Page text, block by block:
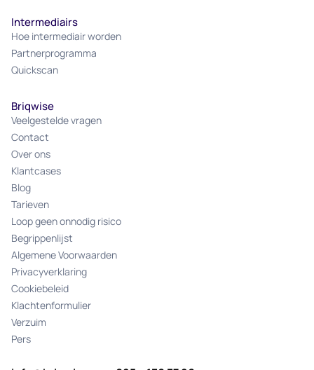
Intermediairs
Hoe intermediair worden
Partnerprogramma
Quickscan
Briqwise
Veelgestelde vragen
Contact
Over ons
Klantcases
Blog
Tarieven
Loop geen onnodig risico
Begrippenlijst
Algemene Voorwaarden
Privacyverklaring
Cookiebeleid
Klachtenformulier
Verzuim
Pers